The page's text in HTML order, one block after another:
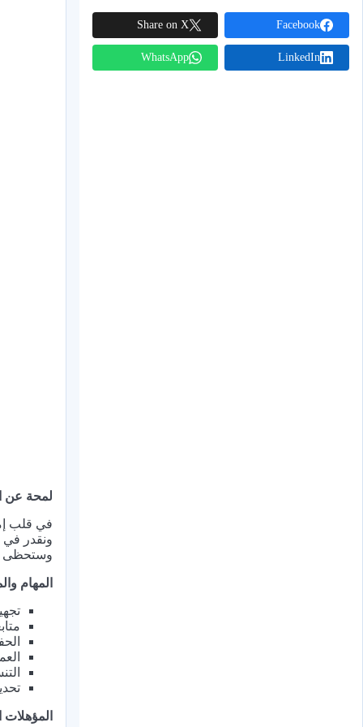
Facebook
Share on X
LinkedIn
WhatsApp
لمحة عن
في قلب
ونقدر في
وستحظى
المهام
المؤهلات